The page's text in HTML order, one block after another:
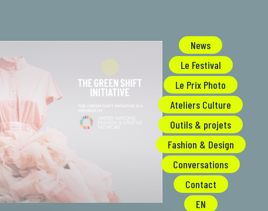
News
Le Festival
Le Prix Photo
Ateliers Culture
Outils & projets
Fashion & Design
Conversations
Contact
EN